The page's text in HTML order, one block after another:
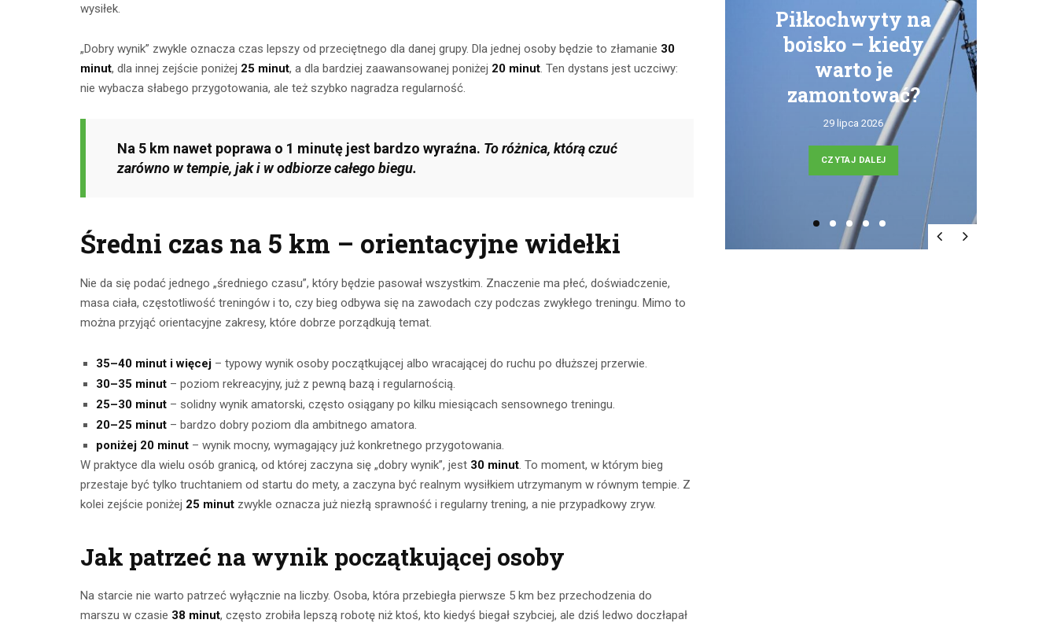
wysiłek.
„Dobry wynik” zwykle oznacza czas lepszy od przeciętnego dla danej grupy. Dla jednej osoby będzie to złamanie 30
minut, dla innej zejście poniżej 25 minut, a dla bardziej zaawansowanej poniżej 20 minut. Ten dystans jest uczciwy:
nie wybacza słabego przygotowania, ale też szybko nagradza regularność.
Na 5 km nawet poprawa o 1 minutę jest bardzo wyraźna. To różnica, którą czuć
zarówno w tempie, jak i w odbiorze całego biegu.
Średni czas na 5 km – orientacyjne widełki
Nie da się podać jednego „średniego czasu”, który będzie pasował wszystkim. Znaczenie ma płeć, doświadczenie,
masa ciała, częstotliwość treningów i to, czy bieg odbywa się na zawodach czy podczas zwykłego treningu. Mimo to
można przyjąć orientacyjne zakresy, które dobrze porządkują temat.
35–40 minut i więcej – typowy wynik osoby początkującej albo wracającej do ruchu po dłuższej przerwie.
30–35 minut – poziom rekreacyjny, już z pewną bazą i regularnością.
25–30 minut – solidny wynik amatorski, często osiągany po kilku miesiącach sensownego treningu.
20–25 minut – bardzo dobry poziom dla ambitnego amatora.
poniżej 20 minut – wynik mocny, wymagający już konkretnego przygotowania.
W praktyce dla wielu osób granicą, od której zaczyna się „dobry wynik”, jest 30 minut. To moment, w którym bieg
przestaje być tylko truchtaniem od startu do mety, a zaczyna być realnym wysiłkiem utrzymanym w równym tempie. Z
kolei zejście poniżej 25 minut zwykle oznacza już niezłą sprawność i regularny trening, a nie przypadkowy zryw.
Jak patrzeć na wynik początkującej osoby
Na starcie nie warto patrzeć wyłącznie na liczby. Osoba, która przebiegła pierwsze 5 km bez przechodzenia do
marszu w czasie 38 minut, często zrobiła lepszą robotę niż ktoś, kto kiedyś biegał szybciej, ale dziś ledwo doczłapał
Ćwiczenia z
taśmami –
skuteczny
trening w domu
brzucha – jak je
poprawnie
CZYTAJ DALEJ
zmroku: jak
wybrać idealną
CZYTAJ DALEJ
Piłkochwyty na
boisko – kiedy
warto je
zamontować?
29 lipca 2026
CZYTAJ DALEJ